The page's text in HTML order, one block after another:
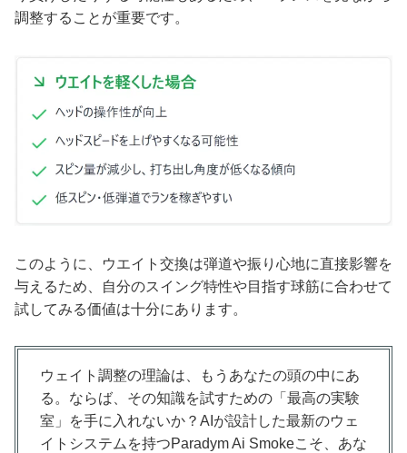
調整することが重要です。
このように、ウエイト交換は弾道や振り心地に直接影響を
与えるため、自分のスイング特性や目指す球筋に合わせて
試してみる価値は十分にあります。
ウェイト調整の理論は、もうあなたの頭の中にあ
る。ならば、その知識を試すための「最高の実験
室」を手に入れないか？AIが設計した最新のウェ
イトシステムを持つParadym Ai Smokeこそ、あな